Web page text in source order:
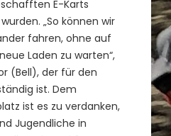
E-Karts
„So können wir
fahren, ohne auf
Laden zu warten“,
(Bell), der für den
ist. Dem
ist es zu verdanken,
Jugendliche in